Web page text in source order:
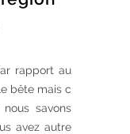
rapport au
bête mais c
savons
avez autre